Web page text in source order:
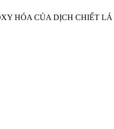
HÓA CỦA DỊCH CHIẾT